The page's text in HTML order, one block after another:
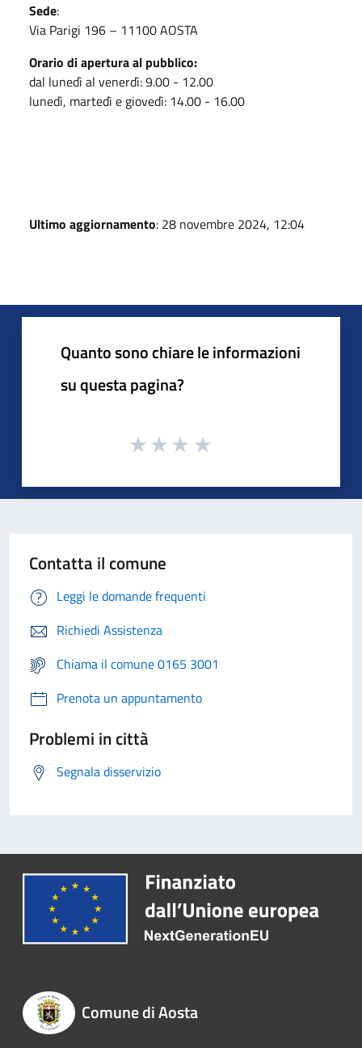
Sede:
Via Parigi 196 – 11100 AOSTA
Orario di apertura al pubblico:
dal lunedì al venerdì: 9.00 - 12.00
lunedì, martedì e giovedì: 14.00 - 16.00
Ultimo aggiornamento: 28 novembre 2024, 12:04
Quanto sono chiare le informazioni
su questa pagina?
Contatta il comune
Leggi le domande frequenti
Richiedi Assistenza
Chiama il comune 0165 3001
Prenota un appuntamento
Problemi in città
Segnala disservizio
Comune di Aosta